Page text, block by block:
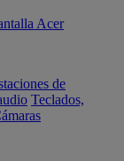
Acer
de
Teclados,